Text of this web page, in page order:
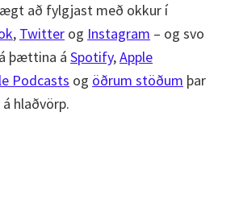
að fylgjast með okkur í
, Twitter og Instagram – og svo
þættina á Spotify,Apple
Podcasts og öðrum stöðum þar
hlaðvörp.